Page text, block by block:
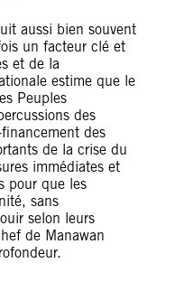
aussi bien souvent
un facteur clé et
et de la
estime que le
Peuples
des
des
de la crise du
immédiates et
pour que les
sans
selon leurs
de Manawan